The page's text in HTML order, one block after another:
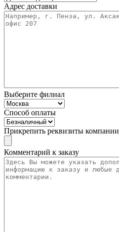
Адрес доставки
Выберите филиал
Способ оплаты
Прикрепить реквизиты компании
Комментарий к заказу